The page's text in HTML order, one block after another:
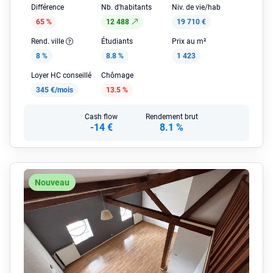
Différence
65 %
Nb. d'habitants
12 488
Niv. de vie/hab
19 710 €
Rend. ville
8 %
Étudiants
8.8 %
Prix au m²
1 423
Loyer HC conseillé
345 €/mois
Chômage
13.5 %
Cash flow
-14 €
Rendement brut
8.1 %
Nouveau